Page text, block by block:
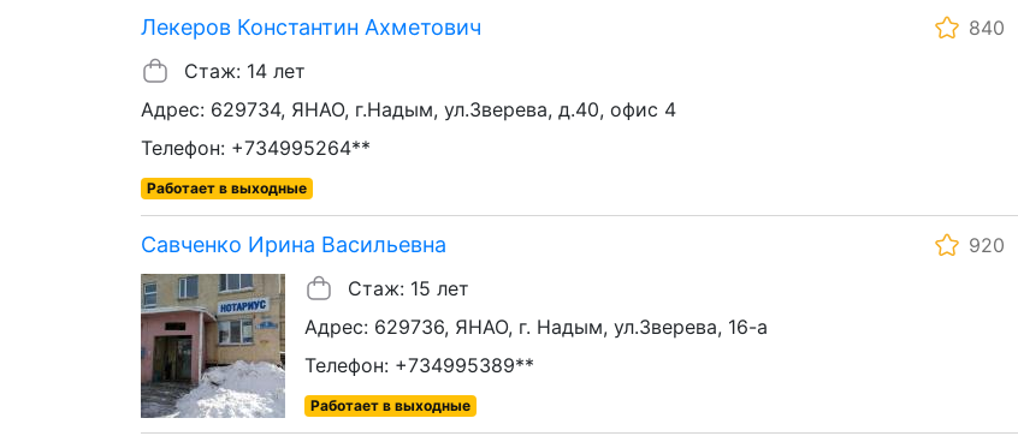
Лекеров Константин Ахметович
840
Стаж: 14 лет
Адрес: 629734, ЯНАО, г.Надым, ул.Зверева, д.40, офис 4
Телефон: +734995264**
Работает в выходные
Савченко Ирина Васильевна
920
Стаж: 15 лет
Адрес: 629736, ЯНАО, г. Надым, ул.Зверева, 16-а
Телефон: +734995389**
Работает в выходные